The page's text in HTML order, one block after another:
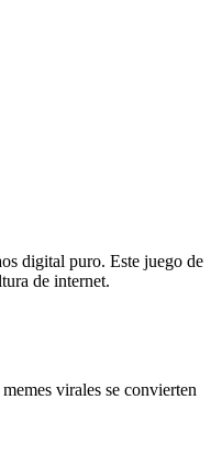
digital puro. Este juego de
de internet.
virales se convierten